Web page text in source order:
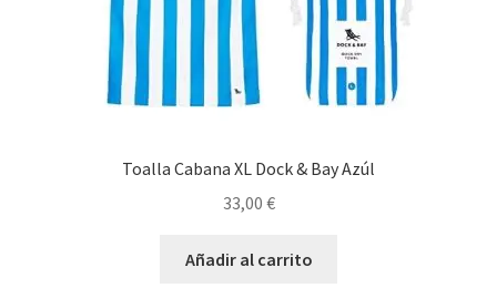
Toalla Cabana XL Dock & Bay Azúl
33,00 €
Añadir al carrito